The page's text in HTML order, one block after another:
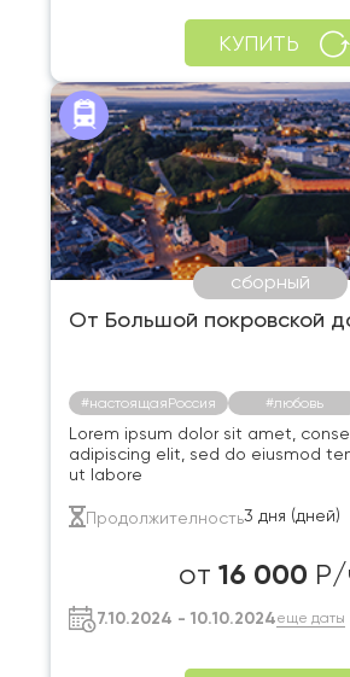
КУПИТЬ
сборный
От Большой покровской
#настоящаяРоссия #любовь
Lorem ipsum dolor sit amet,
adipiscing elit, sed do eiusmod
ut labore
Продолжителность3 дня (дней)
от 16 000 Р/
7.10.2024 - 10.10.2024еще даты